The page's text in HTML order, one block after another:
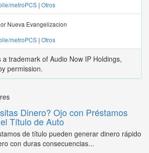
metroPCS | Otros
Nueva Evangelizacion
metroPCS | Otros
trademark of Audio Now IP Holdings,
permission.
Dinero? Ojo con Préstamos
Título de Auto
de título pueden generar dinero rápido
con duras consecuencias...